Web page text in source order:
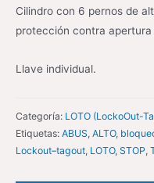
Cilindro con 6 pernos de
protección contra apertura
Llave individual.
Categoría: LOTO (LockoOut-
Etiquetas: ABUS, ALTO,
Lockout–tagout, LOTO, STOP,